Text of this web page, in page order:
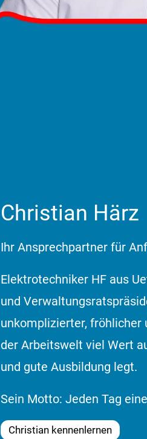
Christian Härz
Ihr Ansprechpartner für
Elektrotechniker HF aus
und
unkomplizierter, fröhlicher
der Arbeitswelt viel Wert
und gute Ausbildung legt.
Sein Motto: Jeden Tag
Christian kennenlernen